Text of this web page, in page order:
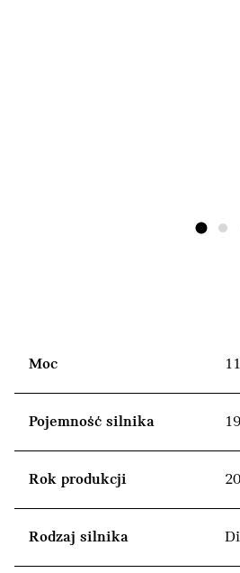
Moc
Pojemność silnika
Rok produkcji
Rodzaj silnika